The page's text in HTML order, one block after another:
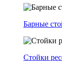
Барные
Стойки